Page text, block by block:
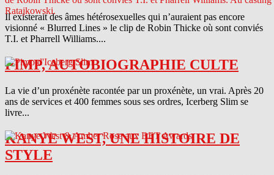
Il existerait des âmes hétérosexuelles qui n’auraient pas encore
visionné « Blurred Lines » le clip de Robin Thicke où sont conviés
T.I. et Pharrell Williams....
PIMP, AUTOBIOGRAPHIE CULTE
La vie d’un proxénète racontée par un proxénète, un vrai. Après 20
ans de services et 400 femmes sous ses ordres, Icerberg Slim se
livre...
KANYE WEST, UNE HISTOIRE DE
STYLE